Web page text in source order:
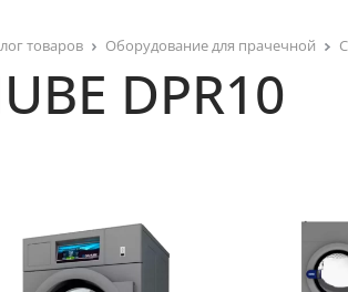
товаров Оборудование для прачечной
DPR10